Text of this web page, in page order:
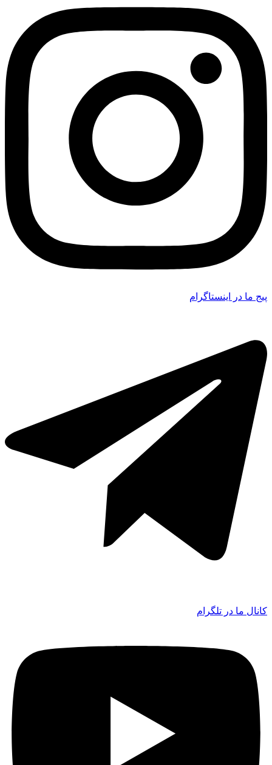
پیج ما در اینستاگرام
کانال ما در تلگرام